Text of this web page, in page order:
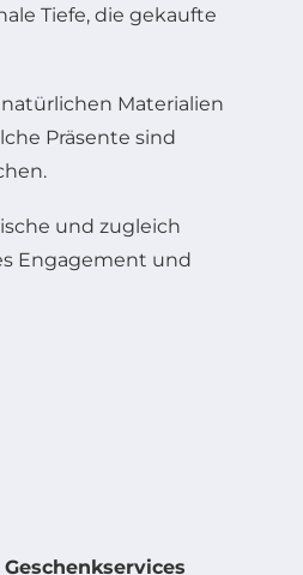
Tiefe, die gekaufte
natürlichen Materialien
Präsente sind
und zugleich
Engagement und
Geschenkservices